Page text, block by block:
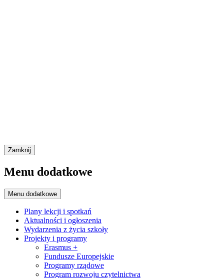
Zamknij
Menu dodatkowe
Menu dodatkowe
Plany lekcji i spotkań
Aktualności i ogłoszenia
Wydarzenia z życia szkoły
Projekty i programy
Erasmus +
Fundusze Europejskie
Programy rządowe
Program rozwoju czytelnictwa